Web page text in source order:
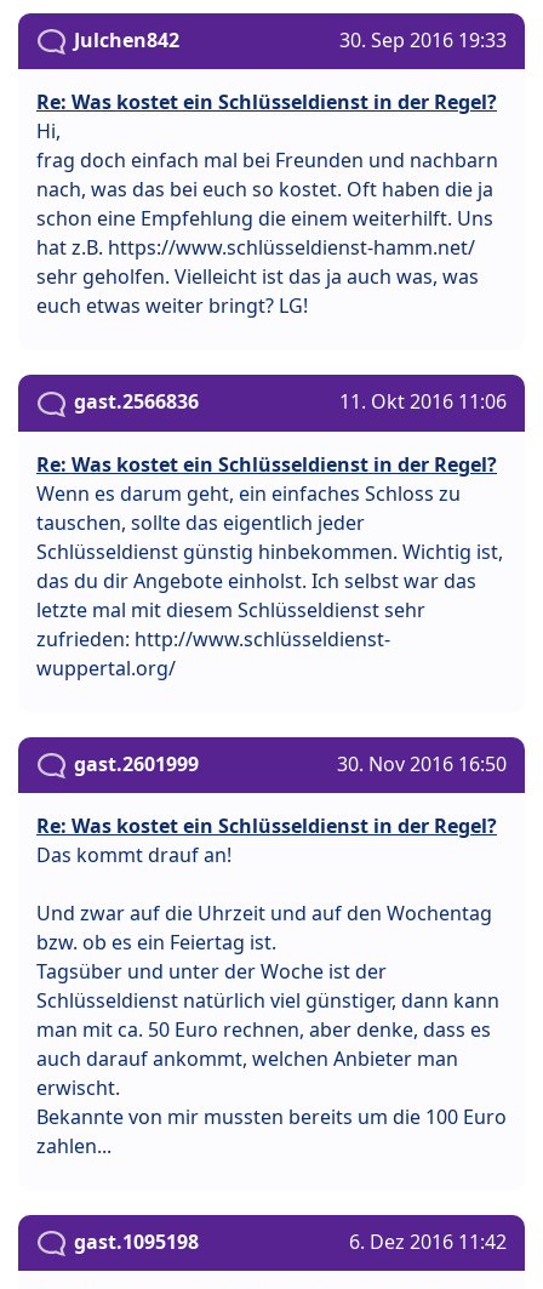
Julchen842 30. Sep 2016 19:33
Re: Was kostet ein Schlüsseldienst in der Regel?
Hi,
frag doch einfach mal bei Freunden und nachbarn
nach, was das bei euch so kostet. Oft haben die ja
schon eine Empfehlung die einem weiterhilft. Uns
hat z.B. https://www.schlüsseldienst-hamm.net/
sehr geholfen. Vielleicht ist das ja auch was, was
euch etwas weiter bringt? LG!
gast.2566836 11. Okt 2016 11:06
Re: Was kostet ein Schlüsseldienst in der Regel?
Wenn es darum geht, ein einfaches Schloss zu
tauschen, sollte das eigentlich jeder
Schlüsseldienst günstig hinbekommen. Wichtig ist,
das du dir Angebote einholst. Ich selbst war das
letzte mal mit diesem Schlüsseldienst sehr
zufrieden: http://www.schlüsseldienst-
wuppertal.org/
gast.2601999 30. Nov 2016 16:50
Re: Was kostet ein Schlüsseldienst in der Regel?
Das kommt drauf an!
Und zwar auf die Uhrzeit und auf den Wochentag
bzw. ob es ein Feiertag ist.
Tagsüber und unter der Woche ist der
Schlüsseldienst natürlich viel günstiger, dann kann
man mit ca. 50 Euro rechnen, aber denke, dass es
auch darauf ankommt, welchen Anbieter man
erwischt.
Bekannte von mir mussten bereits um die 100 Euro
zahlen...
gast.1095198 6. Dez 2016 11:42